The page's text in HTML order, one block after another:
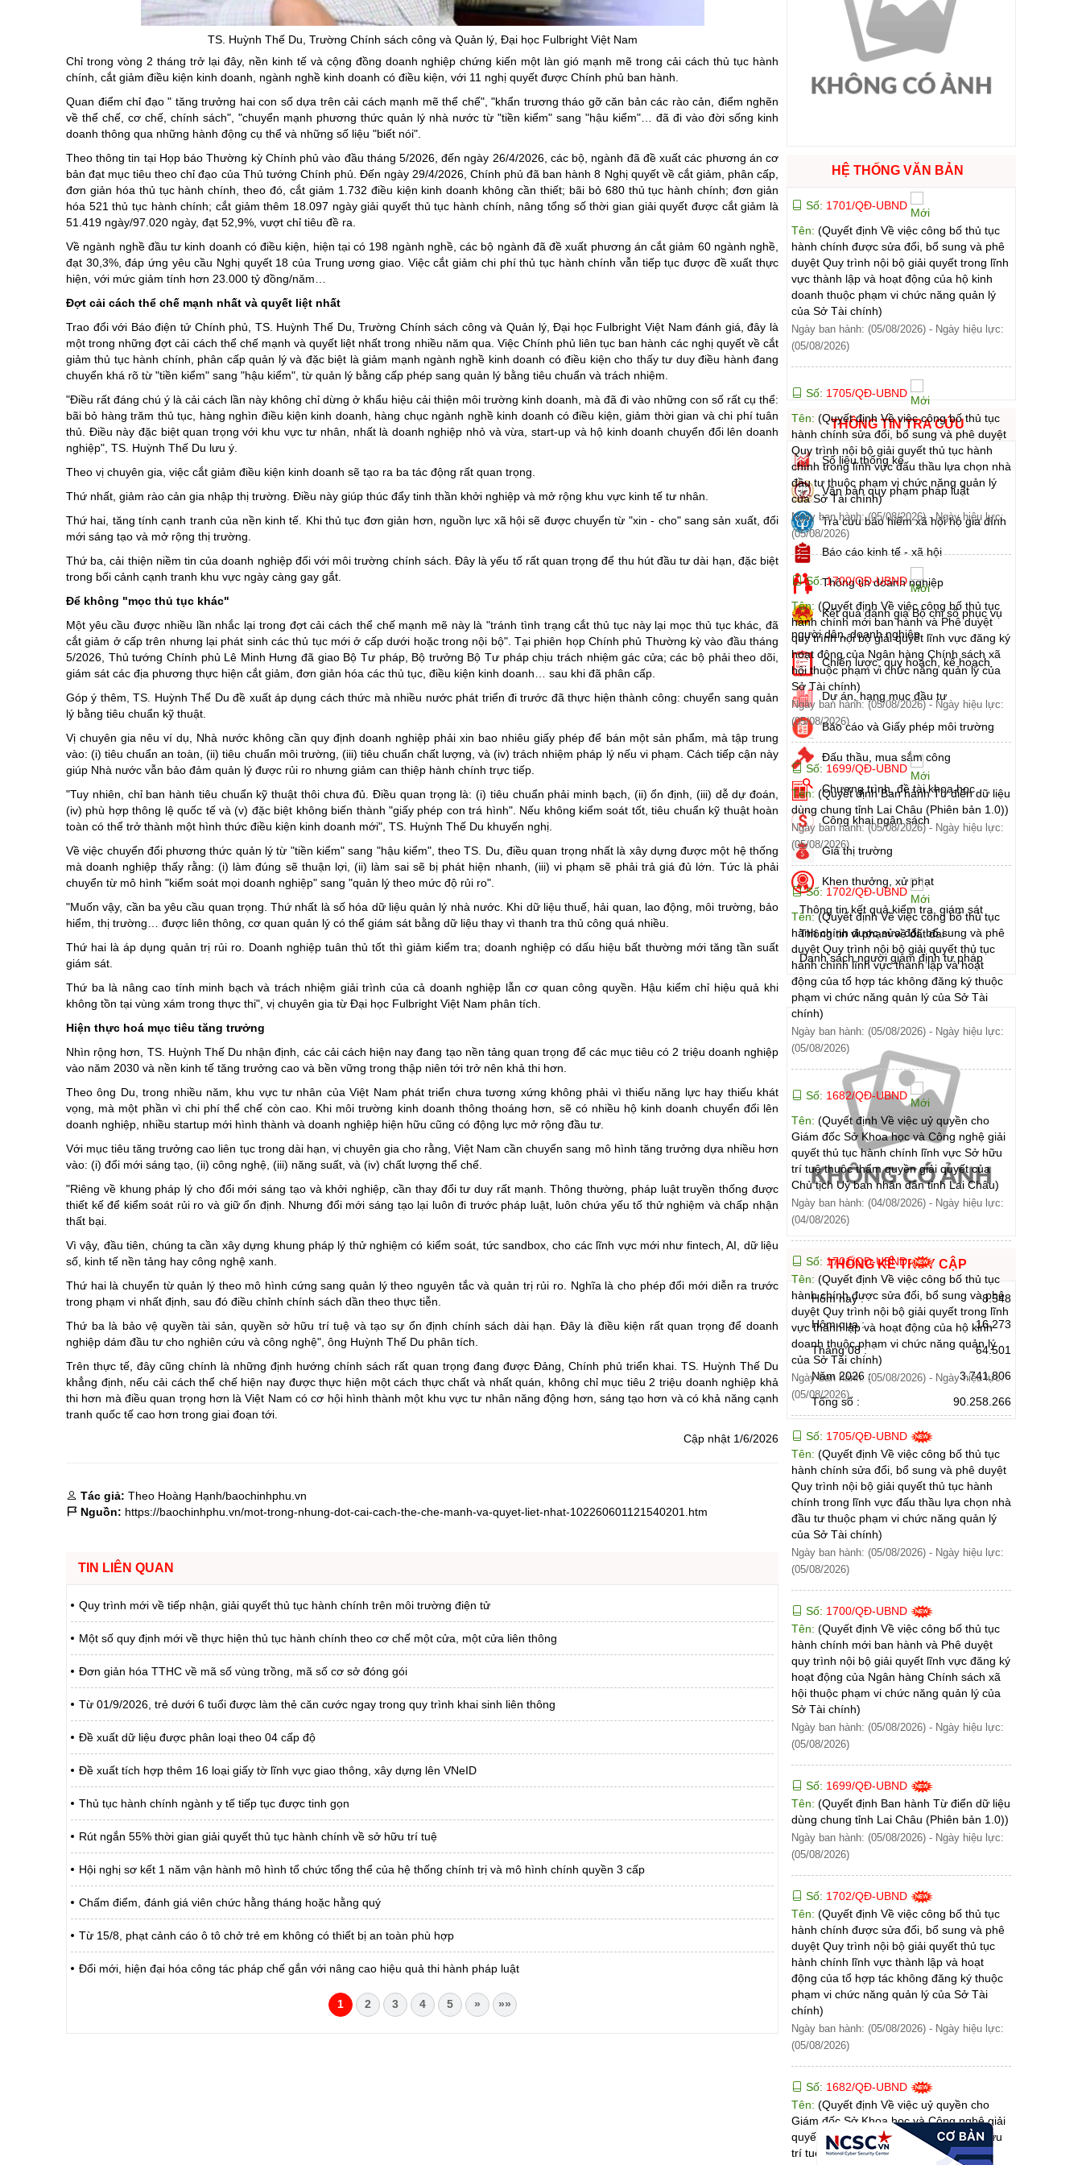
Chuyên đề tổng hợp Giảm nghèo bền vững
Đưa nghị quyết của Đảng vào cuộc sống
Bầu cử đại biểu Quốc hội khóa XVI và đại biểu Hội đồng nhân dân các cấp nhiệm kỳ 2026 - 2031
Đại hội Đảng các cấp
Gia đình hạnh phúc bền vững
Thông tin biên giới
Người Việt Nam ưu tiên dùng hàng Việt Nam
Phóng sự ảnh
TS. Huỳnh Thế Du, Trường Chính sách công và Quản lý, Đại học FulbrightViệt Nam
Chỉ trong vòng 2 tháng trở lại đây, nền kinh tế và cộng đồng doanh nghiệp chứng kiến một làn gió mạnh mẽ trong cải cách thủ tục hành
chính, cắt giảm điều kiện kinh doanh, ngành nghề kinh doanh có điều kiện, với 11 nghị quyết được Chính phủ ban hành.
Quan điểm chỉ đạo " tăng trưởng hai con số dựa trên cải cách mạnh mẽ thể chế", "khẩn trương tháo gỡ căn bản các rào cản, điểm nghẽn
về thể chế, cơ chế, chính sách", "chuyển mạnh phương thức quản lý nhà nước từ "tiền kiểm" sang "hậu kiểm"… đã đi vào đời sống kinh
doanh thông qua những hành động cụ thể và những số liệu "biết nói".
Theo thông tin tại Họp báo Thường kỳ Chính phủ vào đầu tháng 5/2026, đến ngày 26/4/2026, các bộ, ngành đã đề xuất các phương án cơ
bản đạt mục tiêu theo chỉ đạo của Thủ tướng Chính phủ. Đến ngày 29/4/2026, Chính phủ đã ban hành 8 Nghị quyết về cắt giảm, phân cấp,
đơn giản hóa thủ tục hành chính, theo đó, cắt giảm 1.732 điều kiện kinh doanh không cần thiết; bãi bỏ 680 thủ tục hành chính; đơn giản
hóa 521 thủ tục hành chính; cắt giảm thêm 18.097 ngày giải quyết thủ tục hành chính, nâng tổng số thời gian giải quyết được cắt giảm là
51.419 ngày/97.020 ngày, đạt 52,9%, vượt chỉ tiêu đề ra.
Về ngành nghề đầu tư kinh doanh có điều kiện, hiện tại có 198 ngành nghề, các bộ ngành đã đề xuất phương án cắt giảm 60 ngành nghề,
đạt 30,3%, đáp ứng yêu cầu Nghị quyết 18 của Trung ương giao. Việc cắt giảm chi phí thủ tục hành chính vẫn tiếp tục được đề xuất thực
hiện, với mức giảm tính hơn 23.000 tỷ đồng/năm…
Đợt cải cách thể chế mạnh nhất và quyết liệt nhất
Trao đổi với Báo điện tử Chính phủ, TS. Huỳnh Thế Du, Trường Chính sách công và Quản lý, Đại học Fulbright Việt Nam đánh giá, đây là
một trong những đợt cải cách thể chế mạnh và quyết liệt nhất trong nhiều năm qua. Việc Chính phủ liên tục ban hành các nghị quyết về cắt
giảm thủ tục hành chính, phân cấp quản lý và đặc biệt là giảm mạnh ngành nghề kinh doanh có điều kiện cho thấy tư duy điều hành đang
chuyển khá rõ từ "tiền kiểm" sang "hậu kiểm", từ quản lý bằng cấp phép sang quản lý bằng tiêu chuẩn và trách nhiệm.
"Điều rất đáng chú ý là cải cách lần này không chỉ dừng ở khẩu hiệu cải thiện môi trường kinh doanh, mà đã đi vào những con số rất cụ thể:
bãi bỏ hàng trăm thủ tục, hàng nghìn điều kiện kinh doanh, hàng chục ngành nghề kinh doanh có điều kiện, giảm thời gian và chi phí tuân
thủ. Điều này đặc biệt quan trọng với khu vực tư nhân, nhất là doanh nghiệp nhỏ và vừa, start-up và hộ kinh doanh chuyển đổi lên doanh
nghiệp", TS. Huỳnh Thế Du lưu ý.
Theo vị chuyên gia, việc cắt giảm điều kiện kinh doanh sẽ tạo ra ba tác động rất quan trọng.
Thứ nhất, giảm rào cản gia nhập thị trường. Điều này giúp thúc đẩy tinh thần khởi nghiệp và mở rộng khu vực kinh tế tư nhân.
Thứ hai, tăng tính cạnh tranh của nền kinh tế. Khi thủ tục đơn giản hơn, nguồn lực xã hội sẽ được chuyển từ "xin - cho" sang sản xuất, đổi
mới sáng tạo và mở rộng thị trường.
Thứ ba, cải thiện niềm tin của doanh nghiệp đối với môi trường chính sách. Đây là yếu tố rất quan trọng để thu hút đầu tư dài hạn, đặc biệt
trong bối cảnh cạnh tranh khu vực ngày càng gay gắt.
Để không "mọc thủ tục khác"
Một yêu cầu được nhiều lần nhắc lại trong đợt cải cách thể chế mạnh mẽ này là "tránh tình trạng cắt thủ tục này lại mọc thủ tục khác, đã
cắt giảm ở cấp trên nhưng lại phát sinh các thủ tục mới ở cấp dưới hoặc trong nội bộ". Tại phiên họp Chính phủ Thường kỳ vào đầu tháng
5/2026, Thủ tướng Chính phủ Lê Minh Hưng đã giao Bộ Tư pháp, Bộ trưởng Bộ Tư pháp chịu trách nhiệm gác cửa; các bộ phải theo dõi,
giám sát các địa phương thực hiện cắt giảm, đơn giản hóa các thủ tục, điều kiện kinh doanh… sau khi đã phân cấp.
Góp ý thêm, TS. Huỳnh Thế Du đề xuất áp dụng cách thức mà nhiều nước phát triển đi trước đã thực hiện thành công: chuyển sang quản
lý bằng tiêu chuẩn kỹ thuật.
Vị chuyên gia nêu ví dụ, Nhà nước không cần quy định doanh nghiệp phải xin bao nhiêu giấy phép để bán một sản phẩm, mà tập trung
vào: (i) tiêu chuẩn an toàn, (ii) tiêu chuẩn môi trường, (iii) tiêu chuẩn chất lượng, và (iv) trách nhiệm pháp lý nếu vi phạm. Cách tiếp cận này
giúp Nhà nước vẫn bảo đảm quản lý được rủi ro nhưng giảm can thiệp hành chính trực tiếp.
"Tuy nhiên, chỉ ban hành tiêu chuẩn kỹ thuật thôi chưa đủ. Điều quan trọng là: (i) tiêu chuẩn phải minh bạch, (ii) ổn định, (iii) dễ dự đoán,
(iv) phù hợp thông lệ quốc tế và (v) đặc biệt không biến thành "giấy phép con trá hình". Nếu không kiểm soát tốt, tiêu chuẩn kỹ thuật hoàn
toàn có thể trở thành một hình thức điều kiện kinh doanh mới", TS. Huỳnh Thế Du khuyến nghị.
Về việc chuyển đổi phương thức quản lý từ "tiền kiểm" sang "hậu kiểm", theo TS. Du, điều quan trọng nhất là xây dựng được một hệ thống
mà doanh nghiệp thấy rằng: (i) làm đúng sẽ thuận lợi, (ii) làm sai sẽ bị phát hiện nhanh, (iii) vi phạm sẽ phải trả giá đủ lớn. Tức là phải
chuyển từ mô hình "kiểm soát mọi doanh nghiệp" sang "quản lý theo mức độ rủi ro".
"Muốn vậy, cần ba yêu cầu quan trọng. Thứ nhất là số hóa dữ liệu quản lý nhà nước. Khi dữ liệu thuế, hải quan, lao động, môi trường, bảo
hiểm, thị trường… được liên thông, cơ quan quản lý có thể giám sát bằng dữ liệu thay vì thanh tra thủ công quá nhiều.
Thứ hai là áp dụng quản trị rủi ro. Doanh nghiệp tuân thủ tốt thì giảm kiểm tra; doanh nghiệp có dấu hiệu bất thường mới tăng tần suất
giám sát.
Thứ ba là nâng cao tính minh bạch và trách nhiệm giải trình của cả doanh nghiệp lẫn cơ quan công quyền. Hậu kiểm chỉ hiệu quả khi
không tồn tại vùng xám trong thực thi", vị chuyên gia từ Đại học Fulbright Việt Nam phân tích.
Hiện thực hoá mục tiêu tăng trưởng
Nhìn rộng hơn, TS. Huỳnh Thế Du nhận định, các cải cách hiện nay đang tạo nền tảng quan trọng để các mục tiêu có 2 triệu doanh nghiệp
vào năm 2030 và nền kinh tế tăng trưởng cao và bền vững trong thập niên tới trở nên khả thi hơn.
Theo ông Du, trong nhiều năm, khu vực tư nhân của Việt Nam phát triển chưa tương xứng không phải vì thiếu năng lực hay thiếu khát
vọng, mà một phần vì chi phí thể chế còn cao. Khi môi trường kinh doanh thông thoáng hơn, sẽ có nhiều hộ kinh doanh chuyển đổi lên
doanh nghiệp, nhiều startup mới hình thành và doanh nghiệp hiện hữu cũng có động lực mở rộng đầu tư.
Với mục tiêu tăng trưởng cao liên tục trong dài hạn, vị chuyên gia cho rằng, Việt Nam cần chuyển sang mô hình tăng trưởng dựa nhiều hơn
vào: (i) đổi mới sáng tạo, (ii) công nghệ, (iii) năng suất, và (iv) chất lượng thể chế.
"Riêng về khung pháp lý cho đổi mới sáng tạo và khởi nghiệp, cần thay đổi tư duy rất mạnh. Thông thường, pháp luật truyền thống được
thiết kế để kiểm soát rủi ro và giữ ổn định. Nhưng đổi mới sáng tạo lại luôn đi trước pháp luật, luôn chứa yếu tố thử nghiệm và chấp nhận
thất bại.
Vì vậy, đầu tiên, chúng ta cần xây dựng khung pháp lý thử nghiệm có kiểm soát, tức sandbox, cho các lĩnh vực mới như fintech, AI, dữ liệu
số, kinh tế nền tảng hay công nghệ xanh.
Thứ hai là chuyển từ quản lý theo mô hình cứng sang quản lý theo nguyên tắc và quản trị rủi ro. Nghĩa là cho phép đổi mới diễn ra trước
trong phạm vi nhất định, sau đó điều chỉnh chính sách dần theo thực tiễn.
Thứ ba là bảo vệ quyền tài sản, quyền sở hữu trí tuệ và tạo sự ổn định chính sách dài hạn. Đây là điều kiện rất quan trọng để doanh
nghiệp dám đầu tư cho nghiên cứu và công nghệ", ông Huỳnh Thế Du phân tích.
Trên thực tế, đây cũng chính là những định hướng chính sách rất quan trọng đang được Đảng, Chính phủ triển khai. TS. Huỳnh Thế Du
khẳng định, nếu cải cách thể chế hiện nay được thực hiện một cách thực chất và nhất quán, không chỉ mục tiêu 2 triệu doanh nghiệp khả
thi hơn mà điều quan trọng hơn là Việt Nam có cơ hội hình thành một khu vực tư nhân năng động hơn, sáng tạo hơn và có khả năng cạnh
tranh quốc tế cao hơn trong giai đoạn tới.
Cập nhật 1/6/2026
Tác giả: Theo Hoàng Hạnh/baochinhphu.vn
Nguồn: https://baochinhphu.vn/mot-trong-nhung-dot-cai-cach-the-che-manh-va-quyet-liet-nhat-102260601121540201.htm
TIN LIÊN QUAN
Quy trình mới về tiếp nhận, giải quyết thủ tục hành chính trên môi trường điện tử
Một số quy định mới về thực hiện thủ tục hành chính theo cơ chế một cửa, một cửa liên thông
Đơn giản hóa TTHC về mã số vùng trồng, mã số cơ sở đóng gói
Từ 01/9/2026, trẻ dưới 6 tuổi được làm thẻ căn cước ngay trong quy trình khai sinh liên thông
Đề xuất dữ liệu được phân loại theo 04 cấp độ
Đề xuất tích hợp thêm 16 loại giấy tờ lĩnh vực giao thông, xây dựng lên VNeID
Thủ tục hành chính ngành y tế tiếp tục được tinh gọn
Rút ngắn 55% thời gian giải quyết thủ tục hành chính về sở hữu trí tuệ
Hội nghị sơ kết 1 năm vận hành mô hình tổ chức tổng thể của hệ thống chính trị và mô hình chính quyền 3 cấp
Chấm điểm, đánh giá viên chức hằng tháng hoặc hằng quý
Từ 15/8, phạt cảnh cáo ô tô chở trẻ em không có thiết bị an toàn phù hợp
Đổi mới, hiện đại hóa công tác pháp chế gắn với nâng cao hiệu quả thi hành pháp luật
1 2 3 4 5 » »»
HỆ THỐNG VĂN BẢN
Số: 1701/QĐ-UBND
Tên: (Quyết định Về việc công bố thủ tục
hành chính được sửa đổi, bổ sung và phê
duyệt Quy trình nội bộ giải quyết trong lĩnh
vực thành lập và hoạt động của hộ kinh
doanh thuộc phạm vi chức năng quản lý
của Sở Tài chính)
Ngày ban hành: (05/08/2026) - Ngày hiệu lực:
(05/08/2026)
Số: 1705/QĐ-UBND
Tên: (Quyết định Về việc công bố thủ tục
hành chính sửa đổi, bổ sung và phê duyệt
Quy trình nội bộ giải quyết thủ tục hành
chính trong lĩnh vực đấu thầu lựa chọn nhà
đầu tư thuộc phạm vi chức năng quản lý
của Sở Tài chính)
Ngày ban hành: (05/08/2026) -Ngày hiệu lực:
(05/08/2026)
Số:1700/QĐ-UBND
Tên: (Quyết định Về việc công bố thủ tục
hành chính mới ban hành và Phê duyệt
quy trình nội bộ giải quyết lĩnh vực đăng ký
hoạt động của Ngân hàng Chính sách xã
hội thuộc phạm vi chức năng quản lý của
Sở Tài chính)
Ngày ban hành: (05/08/2026) - Ngày hiệu lực:
(05/08/2026)
Số: 1699/QĐ-UBND
Tên: (Quyết định Ban hành Từ điển dữ liệu
dùng chung tỉnh Lai Châu (Phiên bản 1.0))
Ngày ban hành: (05/08/2026) - Ngày hiệu lực:
(05/08/2026)
Số: 1702/QĐ-UBND
Tên:(Quyết định Về việc công bố thủ tục
hành chính được sửa đổi, bổ sung và phê
duyệt Quy trình nội bộ giải quyết thủ tục
hành chính lĩnh vực thành lập và hoạt
động của tổ hợp tác không đăng ký thuộc
phạm vi chức năng quản lý của Sở Tài
chính)
Ngày ban hành: (05/08/2026) - Ngày hiệu lực:
(05/08/2026)
Số: 1682/QĐ-UBND
Tên: (Quyết định Về việc uỷ quyền cho
Giám đốc Sở Khoa học và Công nghệ giải
quyết thủ tục hành chính lĩnh vực Sở hữu
trí tuệ thuộc thẩm quyền giải quyết của
Chủ tịch Uỷ ban nhân dân tỉnh Lai Châu)
Ngày ban hành: (04/08/2026) - Ngày hiệu lực:
(04/08/2026)
Số: 1701/QĐ-UBND
Tên: (Quyết định Về việc công bố thủ tục
hành chính được sửa đổi, bổ sung và phê
duyệt Quy trình nội bộ giải quyết trong lĩnh
vực thành lập và hoạt động của hộ kinh
doanh thuộc phạm vi chức năng quản lý
của Sở Tài chính)
Ngày ban hành: (05/08/2026) - Ngày hiệu lực:
(05/08/2026)
Số: 1705/QĐ-UBND
Tên: (Quyết định Về việc công bố thủ tục
hành chính sửa đổi, bổ sung và phê duyệt
Quy trình nội bộ giải quyết thủ tục hành
chính trong lĩnh vực đấu thầu lựa chọn nhà
đầu tư thuộc phạm vi chức năng quản lý
của Sở Tài chính)
Ngày ban hành: (05/08/2026) - Ngày hiệu lực:
(05/08/2026)
Số: 1700/QĐ-UBND
Tên: (Quyết định Về việc công bố thủ tục
hành chính mới ban hành và Phê duyệt
quy trình nội bộ giải quyết lĩnh vực đăng ký
hoạt động của Ngân hàng Chính sách xã
hội thuộc phạm vi chức năng quản lý của
Sở Tài chính)
Ngày ban hành: (05/08/2026) - Ngày hiệu lực:
(05/08/2026)
Số: 1699/QĐ-UBND
Tên: (Quyết định Ban hành Từ điển dữ liệu
dùng chung tỉnh Lai Châu (Phiên bản 1.0))
Ngày ban hành: (05/08/2026) - Ngày hiệu lực:
(05/08/2026)
Số: 1702/QĐ-UBND
Tên: (Quyết định Về việc công bố thủ tục
hành chính được sửa đổi, bổ sung và phê
duyệt Quy trình nội bộ giải quyết thủ tục
hành chính lĩnh vực thành lập và hoạt
động của tổ hợp tác không đăng ký thuộc
phạm vi chức năng quản lý của Sở Tài
chính)
Ngày ban hành: (05/08/2026) - Ngày hiệu lực:
(05/08/2026)
Số: 1682/QĐ-UBND
Tên: (Quyết định Về việc uỷ quyền cho
Giám đốc Sở Khoa học và Công nghệ giải
quyết thủ tục hành chính lĩnh vực Sở hữu
trí tuệ thuộc thẩm quyền giải quyết của
THÔNG TIN TRA CỨU
Số liệu thống kê
Văn bản quy phạm pháp luật
Tra cứu bảo hiểm xã hội hộ gia đình
Báo cáo kinh tế - xã hội
Thông tin doanh nghiệp
Kết quả đánh giá Bộ chỉ số phục vụ
người dân, doanh nghiệp
Chiến lược, quy hoạch, kế hoạch
Dự án, hạng mục đầu tư
Báo cáo và Giấy phép môi trường
Đấu thầu, mua sắm công
Chương trình, đề tài khoa học
Công khai ngân sách
Giá thị trường
Khen thưởng, xử phạt
Thông tin kết quả kiểm tra, giám sát
Thông tin vi phạm về đất đai
Danh sách người giám định tư pháp
THỐNG KÊ TRUY CẬP
Hôm nay :
8.548
Hôm qua :
16.273
Tháng 08 :
64.501
Năm 2026 :
3.741.806
Tổng số :
90.258.266